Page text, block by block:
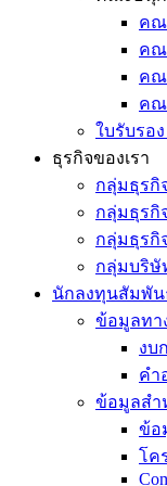
คณ
คณ
คณ
คณ
ใบรับรอง
ธุรกิจของเรา
กลุ่มธุรกิ
กลุ่มธุรกิ
กลุ่มธุรกิ
กลุ่มบริษั
นักลงทุนสัมพัน
ข้อมูลทา
งบ
คำ
ข้อมูลสำ
ข้อ
โค